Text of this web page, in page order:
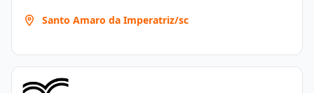
Santo Amaro da Imperatriz/sc